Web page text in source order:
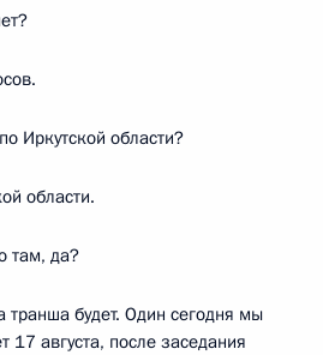
Иркутской области?
области.
там, да?
транша будет. Один сегодня мы
17 августа, после заседания